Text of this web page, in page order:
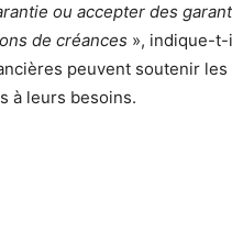
ou accepter des
de créances », indique-
peuvent soutenir les
à leurs besoins.